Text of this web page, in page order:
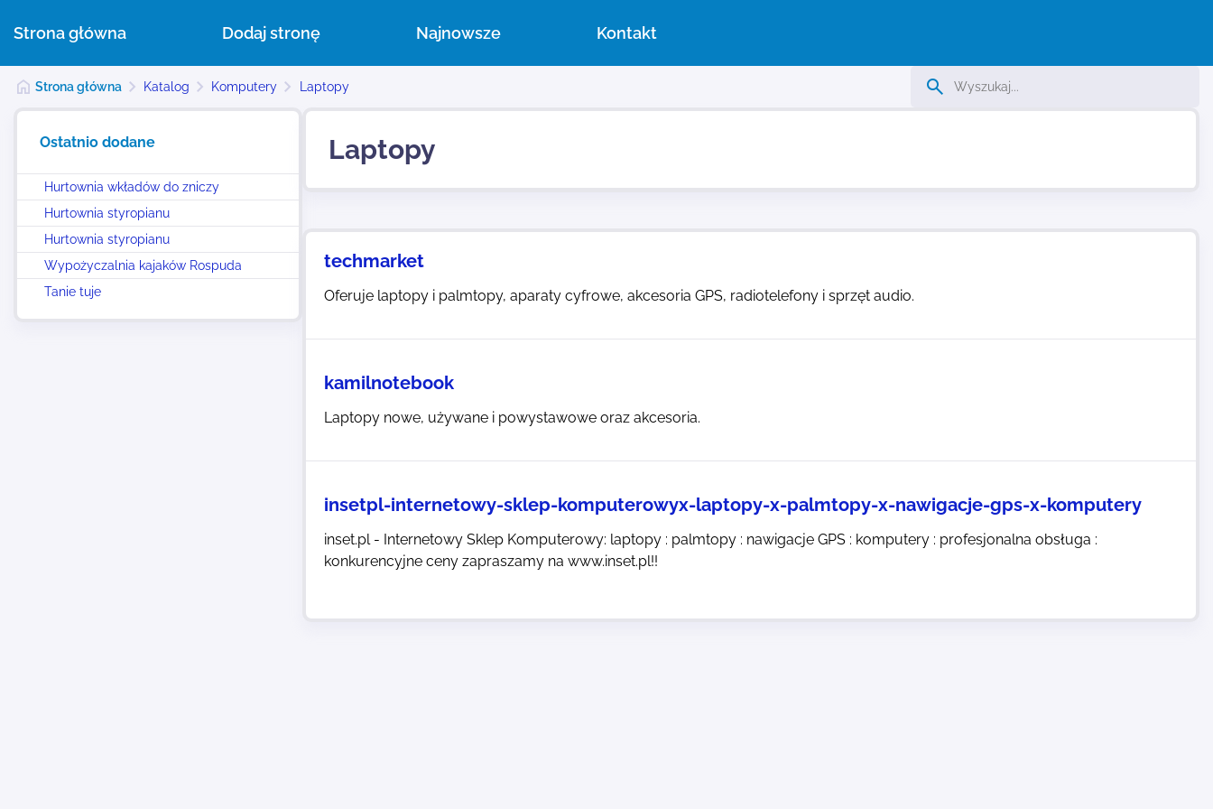
Strona główna Dodaj stronę Najnowsze Kontakt
Strona główna Katalog Komputery Laptopy
Ostatnio dodane
Hurtownia wkładów do zniczy
Hurtownia styropianu
Hurtownia styropianu
Wypożyczalnia kajaków Rospuda
Tanie tuje
Laptopy
techmarket
Oferuje laptopy i palmtopy, aparaty cyfrowe, akcesoria GPS, radiotelefony i sprzęt audio.
kamilnotebook
Laptopy nowe, używane i powystawowe oraz akcesoria.
insetpl-internetowy-sklep-komputerowyx-laptopy-x-palmtopy-x-nawigacje-gps-x-komputery
inset.pl - Internetowy Sklep Komputerowy: laptopy : palmtopy : nawigacje GPS : komputery : profesjonalna obsługa :
konkurencyjne ceny zapraszamy na www.inset.pl!!